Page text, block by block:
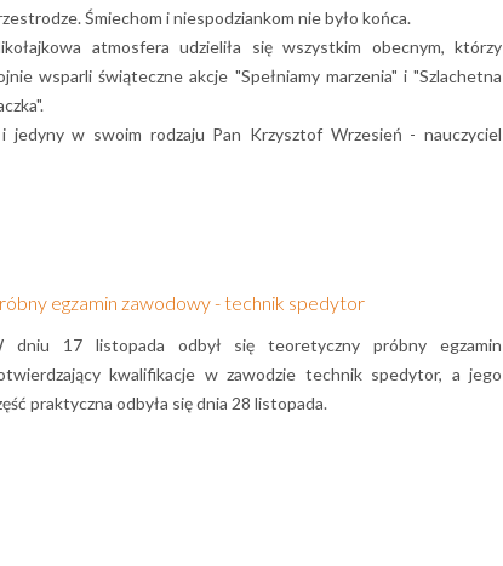
Śmiechom i niespodziankom nie było końca.
atmosfera udzieliła się wszystkim obecnym, którzy
wsparli świąteczne akcje "Spełniamy marzenia" i "Szlachetna
jedyny w swoim rodzaju Pan Krzysztof Wrzesień - nauczyciel
egzamin zawodowy - technik spedytor
dniu 17 listopada odbył się teoretyczny próbny egzamin
kwalifikacje w zawodzie technik spedytor, a jego
praktyczna odbyła się dnia 28 listopada.